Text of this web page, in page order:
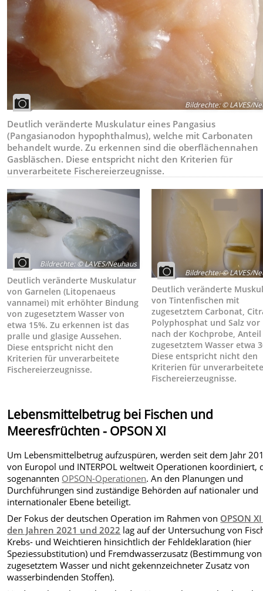
Bildrechte:© LAVES/
Deutlich veränderte Muskulatur eines Pangasius
(Pangasianodon hypophthalmus), welche mit Carbonaten
behandelt wurde. Zu erkennen sind die oberflächennahen
Gasbläschen. Diese entspricht nicht den Kriterien für
unverarbeitete Fischereierzeugnisse.
Bildrechte:© LAVES/Neuhaus
Deutlich veränderte Muskulatur
von Garnelen (Litopenaeus
vannamei) mit erhöhter Bindung
von zugesetztem Wasser von
etwa 15%. Zu erkennen ist das
pralle und glasige Aussehen.
Diese entspricht nicht den
Kriterien für unverarbeitete
Fischereierzeugnisse.
Bildrechte:© LAVES/
Deutlich veränderte
von Tintenfischen mit
zugesetztem Carbonat,
Polyphosphat und Salz vor
nach der Kochprobe,
zugesetztem Wasser etwa
Diese entspricht nicht den
Kriterien für
Fischereierzeugnisse.
Lebensmittelbetrug bei Fischen und
Meeresfrüchten - OPSON XI
Um Lebensmittelbetrug aufzuspüren, werden seit dem Jahr
von Europol und INTERPOL weltweit Operationen koordiniert,
sogenannten OPSON-Operationen. An den Planungen und
Durchführungen sind zuständige Behörden auf nationaler und
internationaler Ebene beteiligt.
Der Fokus der deutschen Operation im Rahmen von OPSON
den Jahren 2021 und 2022 lag auf der Untersuchung von
Krebs- und Weichtieren hinsichtlich der Fehldeklaration (hier
Speziessubstitution) und Fremdwasserzusatz (Bestimmung von
zugesetztem Wasser und nicht gekennzeichneter Zusatz von
wasserbindenden Stoffen).